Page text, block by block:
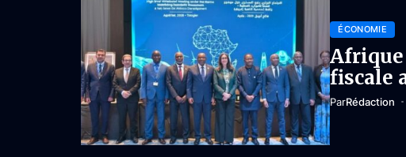
ÉCONOMIE
Afrique
fiscale
ParRédaction